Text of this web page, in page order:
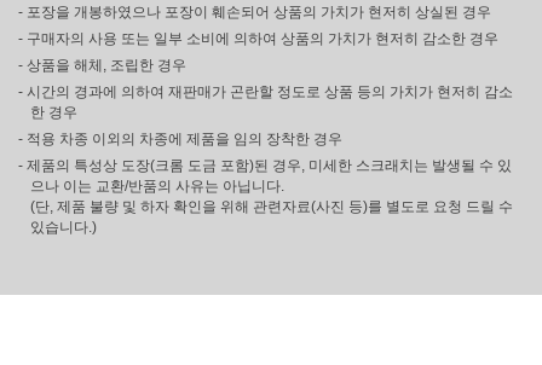
- 포장을 개봉하였으나 포장이 훼손되어 상품의 가치가 현저히 상실된 경우
- 구매자의 사용 또는 일부 소비에 의하여 상품의 가치가 현저히 감소한 경우
- 상품을 해체, 조립한 경우
- 시간의 경과에 의하여 재판매가 곤란할 정도로 상품 등의 가치가 현저히 감소
한 경우
- 적용 차종 이외의 차종에 제품을 임의 장착한 경우
- 제품의 특성상 도장(크롬 도금 포함)된 경우, 미세한 스크래치는 발생될 수 있
으나 이는 교환/반품의 사유는 아닙니다.
(단, 제품 불량 및 하자 확인을 위해 관련자료(사진 등)를 별도로 요청 드릴 수
있습니다.)